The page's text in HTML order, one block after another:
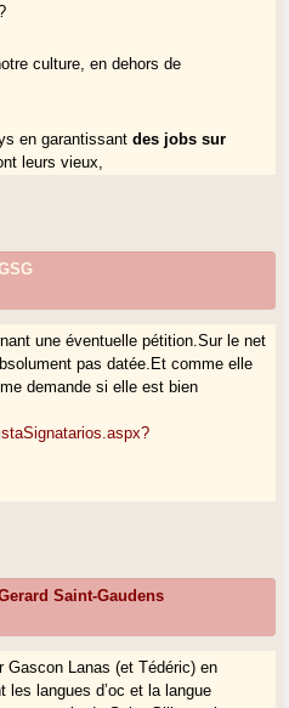
culture, en dehors de
en garantissant des jobs sur
leurs vieux,
Autonomies espagnoles). Elle
de force avec le ministère et les
- ce qui m’était impossible
au terrorisme - , car j’y ai
à ce jour au vu des constats que je
de faire de la politique et
rêves mais manque de
une éventuelle pétition.Sur le net
pas datée.Et comme elle
demande si elle est bien
Saint-Gaudens
Gascon Lanas (et Tédéric) en
les langues d’oc et la langue